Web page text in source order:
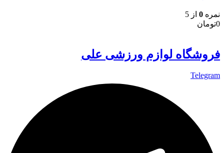
نمره 0 از 5
0تومان
فروشگاه لوازم ورزشی علی
Telegram